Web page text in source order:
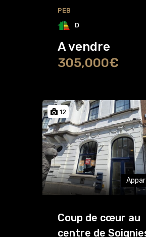
PEB
D
A vendre
305,000€
12
Coup de cœur au
centre de